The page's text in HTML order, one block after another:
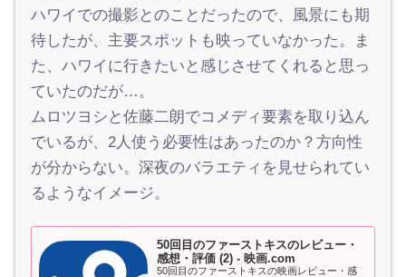
ハワイでの撮影とのことだったので、風景にも期
待したが、主要スポットも映っていなかった。ま
た、ハワイに行きたいと感じさせてくれると思っ
ていたのだが…。
ムロツヨシと佐藤二朗でコメディ要素を取り込ん
でいるが、2人使う必要性はあったのか？方向性
が分からない。深夜のバラエティを見せられてい
るようなイメージ。
50回目のファーストキスのレビュー・
感想・評価 (2) - 映画.com
50回目のファーストキスの映画レビュー・感